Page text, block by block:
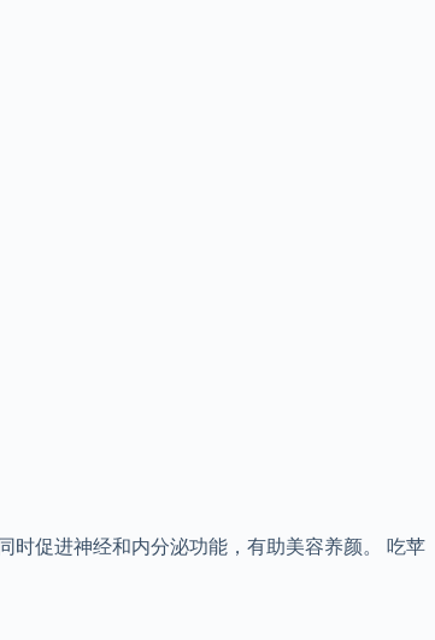
时促进神经和内分泌功能，有助美容养颜。 吃苹